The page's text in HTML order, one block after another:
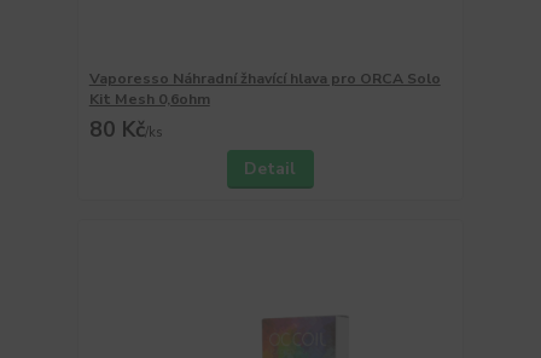
Vaporesso Náhradní žhavící hlava pro ORCA Solo
Kit Mesh 0,6ohm
80 Kč/ks
Detail